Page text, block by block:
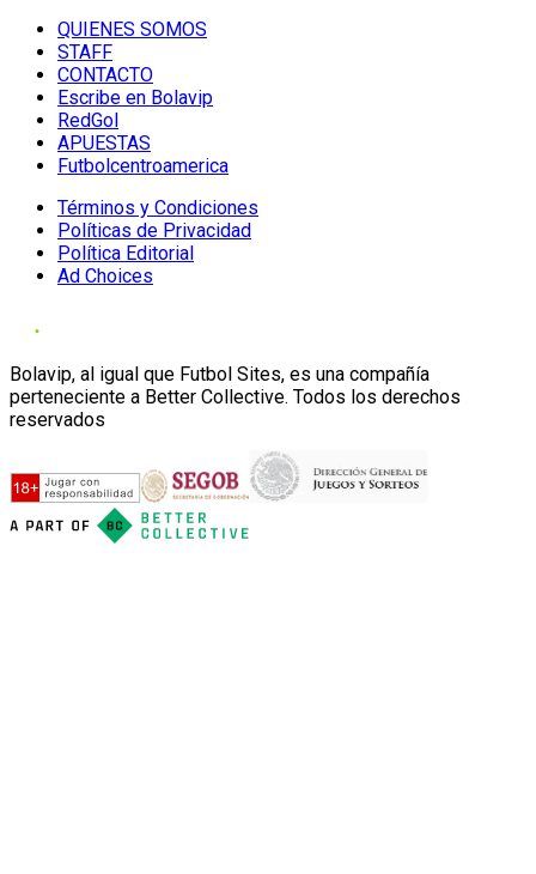
QUIENES SOMOS
STAFF
CONTACTO
Escribe en Bolavip
RedGol
APUESTAS
Futbolcentroamerica
Términos y Condiciones
Políticas de Privacidad
Política Editorial
Ad Choices
Bolavip, al igual que Futbol Sites, es una compañía
perteneciente a Better Collective. Todos los derechos
reservados